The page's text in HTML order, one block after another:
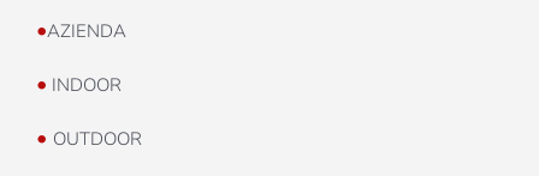
•AZIENDA
• INDOOR
• OUTDOOR